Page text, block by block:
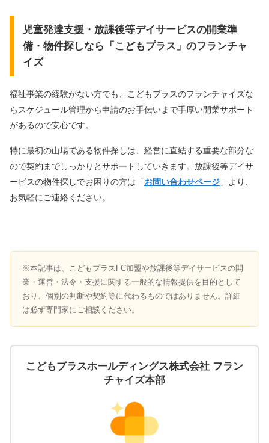
児童発達支援・放課後等デイサービスの開業準
備・物件探しなら「こどもプラス」のフランチャ
イズ
福祉事業の経験がない方でも、こどもプラスのフランチャイズな
らスケジュール管理から申請のお手伝いまで手厚い開業サポート
があるので安心です。
特に最初の山場である物件探しは、 経営に直結する重要な部分な
ので契約までしっかりとサポートしていきます。放課後等デイサ
ービスの物件探しでお困りの方は「お問い合わせページ 」より、
お気軽にご連絡ください。
※本記事は、こどもプラスFC加盟や放課後等デイサービスの開
業・運営・法令・支援に関する一般的な情報提供を目的として
おり、個別の判断や契約等に代わるものではありません。詳細
は必ず専門家にご相談ください。
こどもプラスホールディングス株式会社 フラン
チャイズ本部